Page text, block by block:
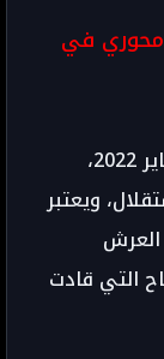
محوري في
يخلد الشعب المغربي، اليوم الثلاثاء 11 يناير 2022،
ويعتبر
العرش
التي قادت